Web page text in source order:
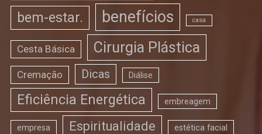
bem-estar. benefícios casa
Cesta Básica Cirurgia Plástica
Cremação Dicas Diálise
Eficiência Energética embreagem
empresa Espiritualidade estética facial